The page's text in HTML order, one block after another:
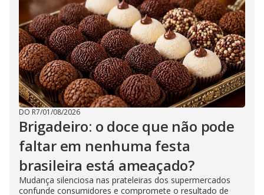
DO R7/01/08/2026
Brigadeiro: o doce que não pode
faltar em nenhuma festa
brasileira está ameaçado?
Mudança silenciosa nas prateleiras dos supermercados
confunde consumidores e compromete o resultado de